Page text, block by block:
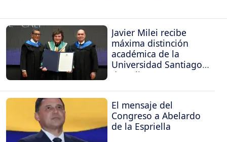
Javier Milei recibe
máxima distinción
académica de la
Universidad Santiago
de Cali
El mensaje del
Congreso a Abelardo
de la Espriella